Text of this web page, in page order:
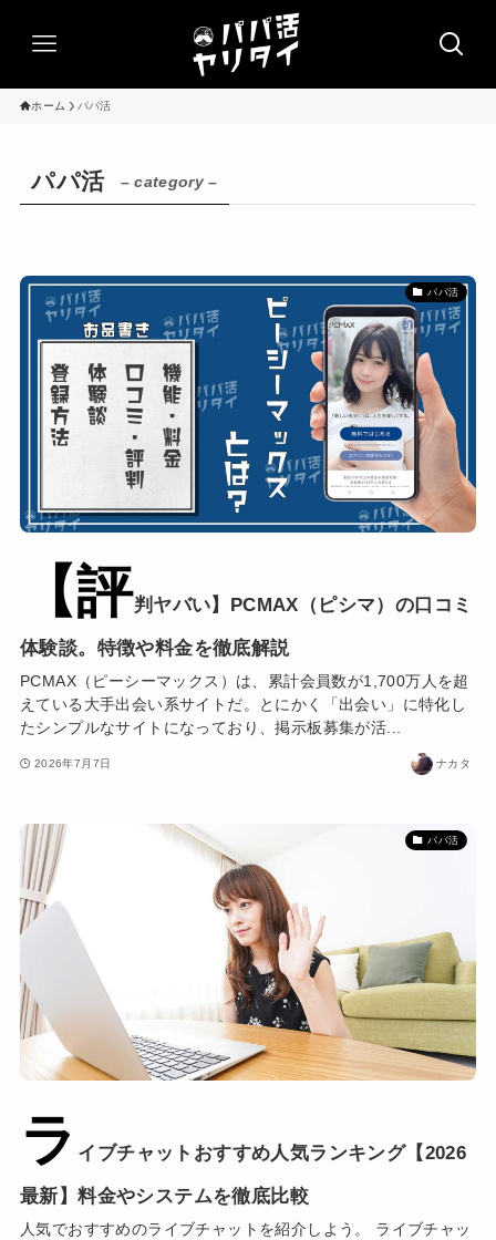
ホーム パパ活
パパ活 – category –
パパ活
【評判ヤバい】PCMAX（ピシマ）の口コミ
体験談。特徴や料金を徹底解説
PCMAX（ピーシーマックス）は、累計会員数が1,700万人を超
えている大手出会い系サイトだ。とにかく「出会い」に特化し
たシンプルなサイトになっており、掲示板募集が活...
2026年7月7日 ナカタ
パパ活
ラ イブチャットおすすめ人気ランキング【2026
最新】料金やシステムを徹底比較
人気でおすすめのライブチャットを紹介しよう。 ライブチャッ